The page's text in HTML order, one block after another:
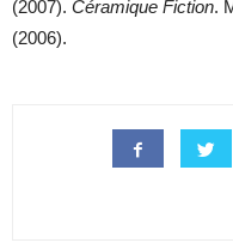
(2007). Céramique Fiction.
(2006).